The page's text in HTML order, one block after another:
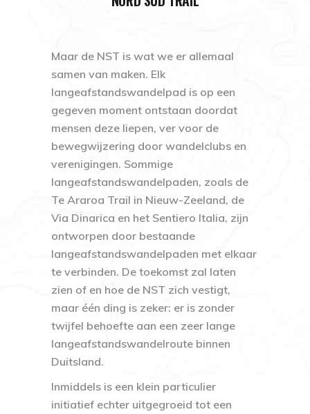
Maar de NST is wat we er allemaal
samen van maken. Elk
langeafstandswandelpad is op een
gegeven moment ontstaan doordat
mensen deze liepen, ver voor de
bewegwijzering door wandelclubs en
verenigingen. Sommige
langeafstandswandelpaden, zoals de
Te Araroa Trail in Nieuw-Zeeland, de
Via Dinarica en het Sentiero Italia, zijn
ontworpen door bestaande
langeafstandswandelpaden met elkaar
te verbinden. De toekomst zal laten
zien of en hoe de NST zich vestigt,
maar één ding is zeker: er is zonder
twijfel behoefte aan een zeer lange
langeafstandswandelroute binnen
Duitsland.
Inmiddels is een klein particulier
initiatief echter uitgegroeid tot een